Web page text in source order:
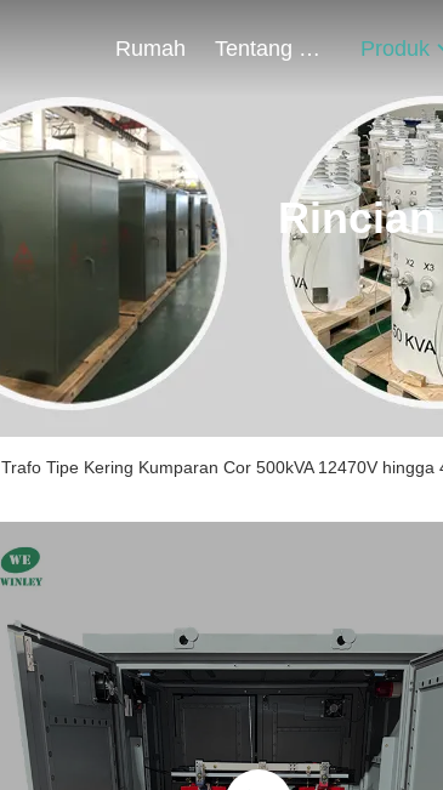
Rumah Tentang Kami Produk
Trafo Tipe Kering Kumparan Cor 500kVA 12470V